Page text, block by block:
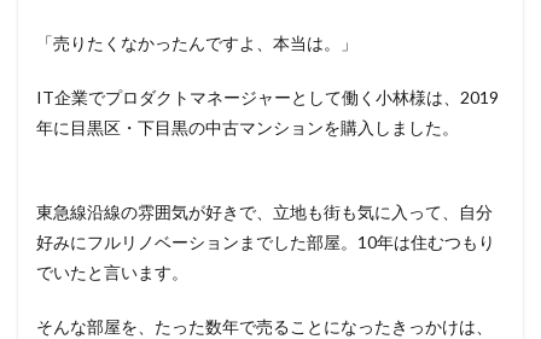
「売りたくなかったんですよ、本当は。」
IT企業でプロダクトマネージャーとして働く小林様は、2019
年に目黒区・下目黒の中古マンションを購入しました。
東急線沿線の雰囲気が好きで、立地も街も気に入って、自分
好みにフルリノベーションまでした部屋。10年は住むつもり
でいたと言います。
そんな部屋を、たった数年で売ることになったきっかけは、